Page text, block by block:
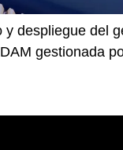
y despliegue del
gestionada